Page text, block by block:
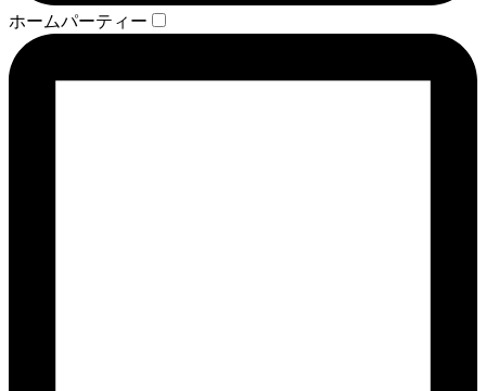
ホームパーティー